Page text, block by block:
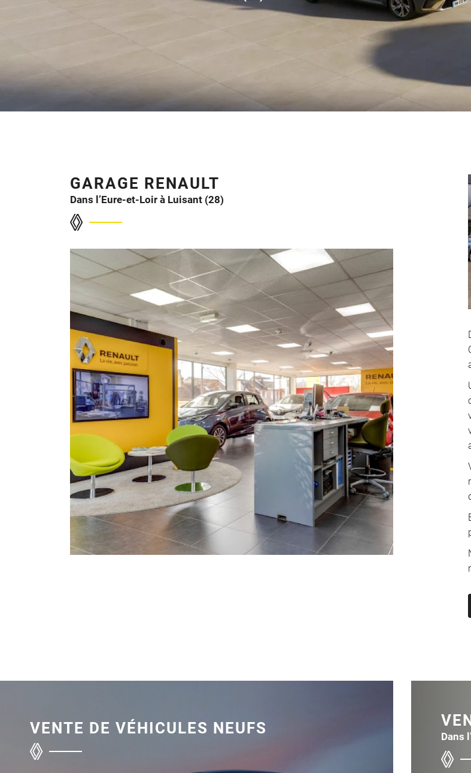
l'adresse email indiqué ci-dessus. Vous pouvez vous désinscrire à tout moment en
GARAGE RENAULT
Dans l’Eure-et-Loir à Luisant (28)
VENTE DE VÉHICULES NEUFS Dans